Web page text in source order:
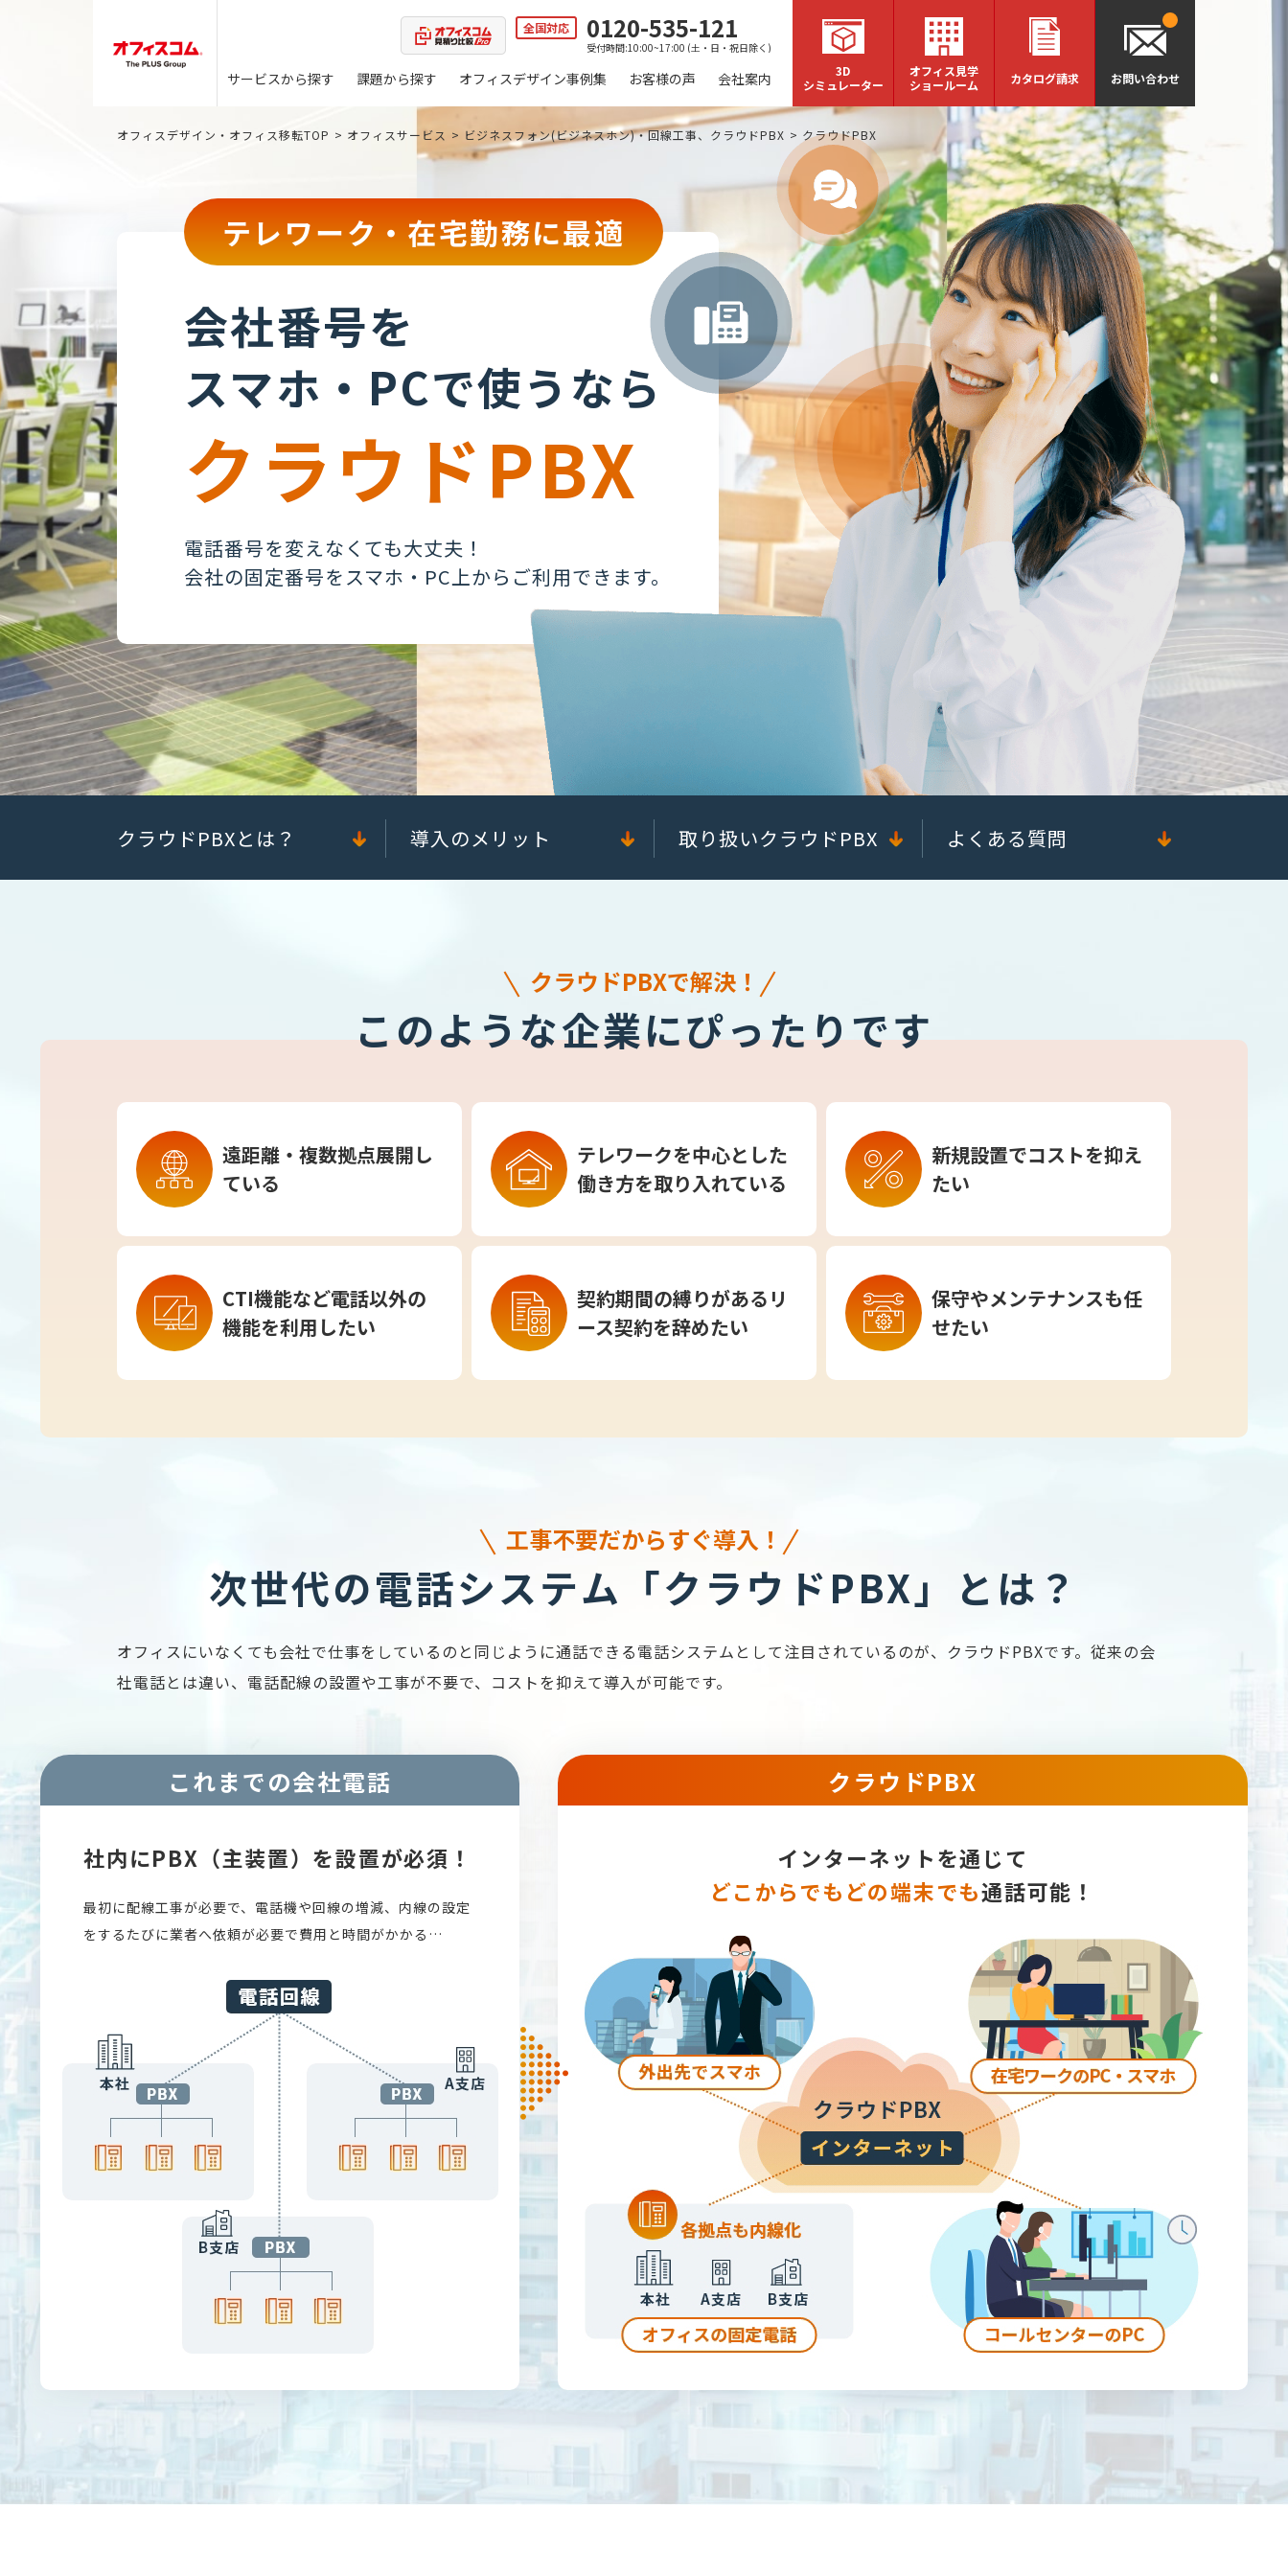
全国対応 0120-535-121
受付時間:10:00~17:00 (土・日・祝日除く)
サービスから探す 課題から探す オフィスデザイン事例集 お客様の声 会社案内
3D
シミュレーター
オフィス見学
ショールーム
カタログ請求 お問い合わせ
オフィスデザイン・オフィス移転TOP オフィスサービス ビジネスフォン(ビジネスホン)・回線工事、クラウドPBX クラウドPBX
テレワーク・在宅勤務に最適
会社番号を
スマホ・PCで使うなら
クラウドPBX
電話番号を変えなくても大丈夫！
会社の固定番号をスマホ・PC上からご利用できます。
クラウドPBXとは？ 導入のメリット 取り扱いクラウドPBX よくある質問
クラウドPBXで解決！
このような企業にぴったりです
遠距離・複数拠点展開し
ている
テレワークを中心とした
働き方を取り入れている
新規設置でコストを抑え
たい
CTI機能など電話以外の
機能を利用したい
契約期間の縛りがあるリ
ース契約を辞めたい
保守やメンテナンスも任
せたい
工事不要だからすぐ導入！
次世代の電話システム「クラウドPBX」とは？
オフィスにいなくても会社で仕事をしているのと同じように通話できる電話システムとして注目されているのが、クラウドPBXです。従来の会
社電話とは違い、電話配線の設置や工事が不要で、コストを抑えて導入が可能です。
これまでの会社電話
社内にPBX（主装置）を設置が必須！
最初に配線工事が必要で、電話機や回線の増減、内線の設定
をするたびに業者へ依頼が必要で費用と時間がかかる…
クラウドPBX
インターネットを通じて
どこからでもどの端末でも通話可能！